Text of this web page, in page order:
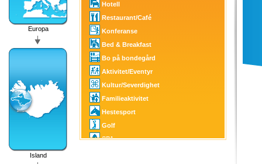
Europa
Island
Hotell
Restaurant/Café
Konferanse
Bed & Breakfast
Bo på bondegård
Aktivitet/Eventyr
Kultur/Severdighet
Familieaktivitet
Hestesport
Golf
SPA